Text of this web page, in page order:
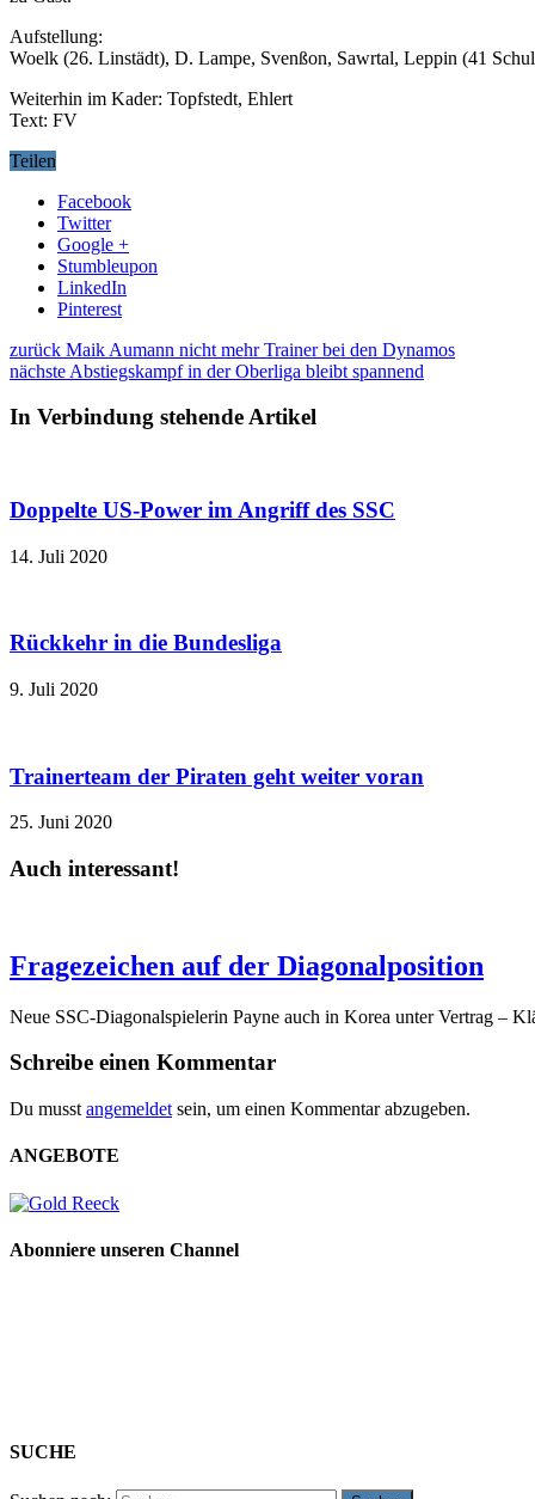
Aufstellung:
Woelk (26. Linstädt), D. Lampe, Svenßon, Sawrtal, Leppin (41
Weiterhin im Kader: Topfstedt, Ehlert
Text: FV
Teilen
Facebook
Twitter
Google +
Stumbleupon
LinkedIn
Pinterest
zurück Maik Aumann nicht mehr Trainer bei den Dynamos
nächste Abstiegskampf in der Oberliga bleibt spannend
In Verbindung stehende Artikel
Doppelte US-Power im Angriff des SSC
14. Juli 2020
Rückkehr in die Bundesliga
9. Juli 2020
Trainerteam der Piraten geht weiter voran
25. Juni 2020
Auch interessant!
Fragezeichen auf der Diagonalposition
Neue SSC-Diagonalspielerin Payne auch in Korea unter Vertrag –
Schreibe einen Kommentar
Du musst angemeldet sein, um einen Kommentar abzugeben.
ANGEBOTE
Abonniere unseren Channel
SUCHE